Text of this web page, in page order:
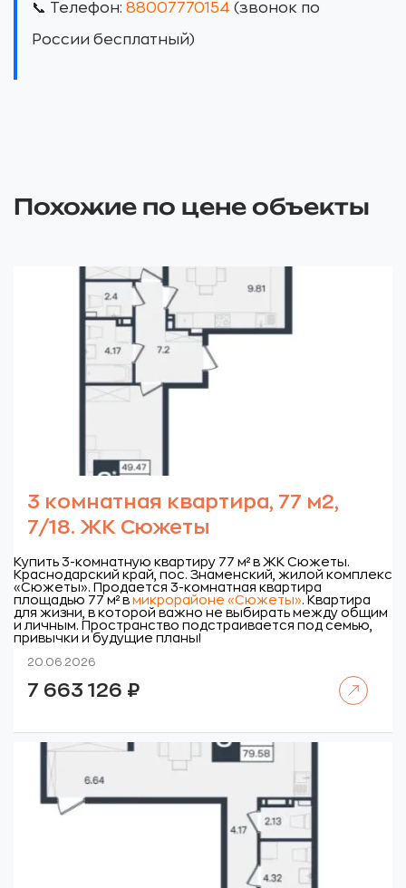
📞 Телефон: 88007770154 (звонок по
России бесплатный)
Похожие по цене объекты
3 комнатная квартира, 77 м2,
7/18. ЖК Сюжеты
Купить 3-комнатную квартиру 77 м² в ЖК Сюжеты.
Краснодарский край, пос. Знаменский, жилой комплекс
«Сюжеты». Продается 3-комнатная квартира
площадью 77 м² в микрорайоне «Сюжеты». Квартира
для жизни, в которой важно не выбирать между общим
и личным. Пространство подстраивается под семью,
привычки и будущие планы!
20.06.2026
7 663 126 ₽